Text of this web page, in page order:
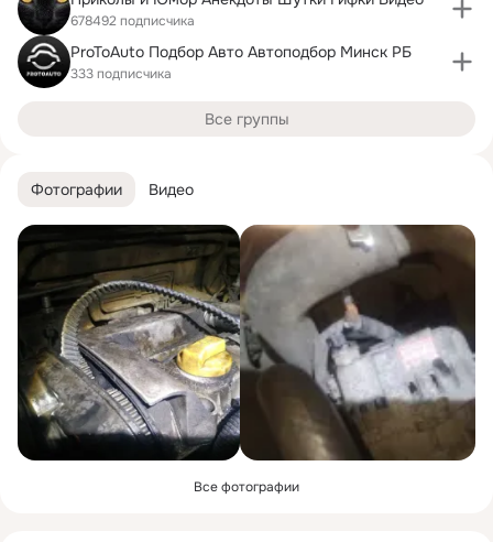
Фотографии Видео
Все фотографии
678492 подписчика
ProToAuto Подбор Авто Автоподбор Минск РБ
333 подписчика
Все группы